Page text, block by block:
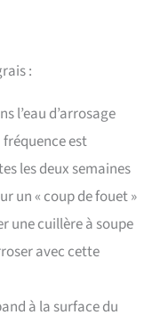
:
l’eau d’arrosage
fréquence est
les deux semaines
un « coup de fouet »
une cuillère à soupe
avec cette
à la surface du